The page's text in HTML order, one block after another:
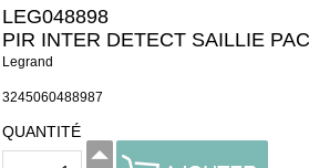
LEG048898
PIR INTER DETECT SAILLIE
Legrand
3245060488987
QUANTITÉ